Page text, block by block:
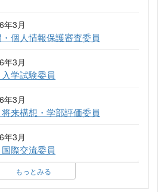
年3月
個人情報保護審査委員
年3月
学試験委員
年3月
来構想・学部評価委員
年3月
際交流委員
もっとみる